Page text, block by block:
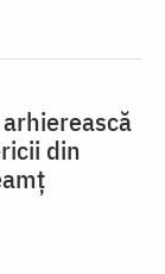
din